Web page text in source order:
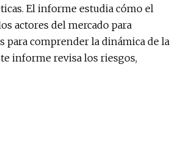
El informe estudia cómo el
actores del mercado para
para comprender la dinámica de la
informe revisa los riesgos,